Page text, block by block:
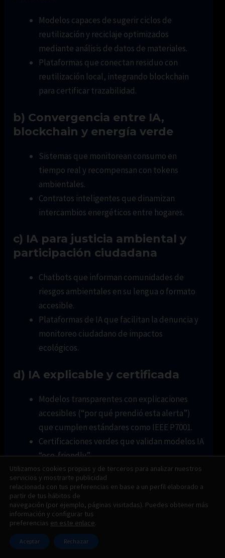
Modelos capaces de sugerir ciclos de
reutilización y reciclaje optimizados
mediante análisis de datos de materiales.
Plataformas que conectan residuo con
reutilización local, integrando blockchain
para certificar trazabilidad.
b) Convergencia entre IA,
blockchain y energía verde
Sistemas que monitorean consumo en
tiempo real y recompensan con tokens
ambientales.
Contratos inteligentes que dinamizan
intercambios energéticos entre hogares.
c) IA para justicia ambiental y
participación ciudadana
Chatbots que informan comunidades de
riesgos ambientales en su lengua o formato
accesible.
Plataformas de IA que facilitan la denuncia y
monitoreo ciudadano de impactos
ecológicos.
d) IA explicable y certificada
Modelos transparentes con explicaciones
accesibles (“por qué prendió esta alerta”)
que cumplen estándares como IEEE P7001.
Certificaciones verdes que validan modelos IA
“eco-friendly”.
2. Gobernanza global y
ética en IA sostenible
a) Marcos internacionales y
regulación
Utilizamos cookies propias y de terceros para analizar nuestros
servicios y mostrarte publicidad
relacionada con tus preferencias en base a un perfil elaborado a
partir de tus hábitos de
navegación (por ejemplo, páginas visitadas). Puedes obtener más
información y configurar tus
preferencias en este enlace.
Aceptar Rechazar